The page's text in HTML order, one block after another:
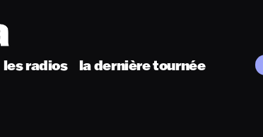
les radios la dernière tournée